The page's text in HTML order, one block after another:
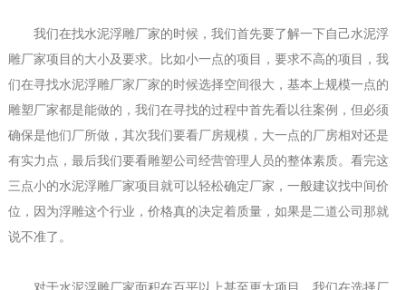
我们在找水泥浮雕厂家的时候，我们首先要了解一下自己 水泥浮
雕厂家项目的大小及要求。比如小一点的项目，要求不高的项目，我
们在寻找水泥浮雕厂家厂家的时候选择空间很大，基本上规模一点的
雕塑厂家都是能做的，我们在寻找的过程中首先看以往案例，但必须
确保是他们厂所做，其次我们要看厂房规模，大一点的厂房相对还是
有实力点，最后我们要看雕塑公司经营管理人员的整体素质。看完这
三点小的水泥浮雕厂家项目就可以轻松确定厂家，一般建议找中间价
位，因为浮雕这个行业，价格真的决定着质量，如果是二道公司那就
说不准了。